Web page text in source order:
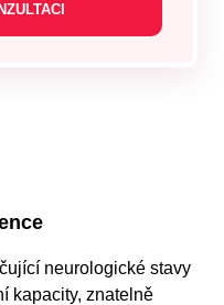
neurologické stavy
kapacity, znatelně